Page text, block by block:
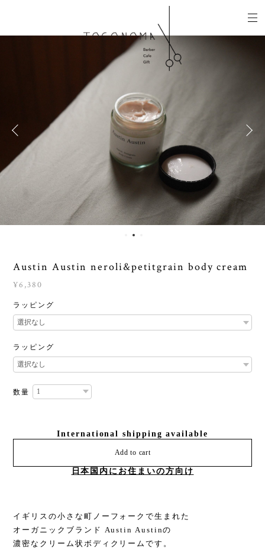
Austin Austin neroli&petitgrain body cream
¥6,380
ラッピング
ラッピング
数量
International shipping available
Add to cart
日本国内にお住まいの方向け
イギリスの小さな町ノーフォークで生まれた
オーガニックブランド Austin Austinの
濃密なクリーム状ボディクリームです。